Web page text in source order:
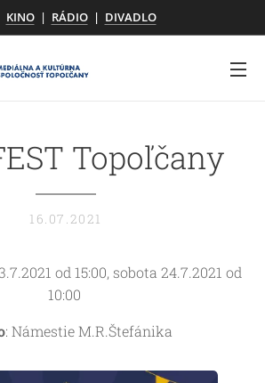
KINO| RÁDIO| DIVADLO
Topoľčany
16.07.2021
od 15:00, sobota 24.7.2021 od
10:00
: Námestie M.R.Štefánika